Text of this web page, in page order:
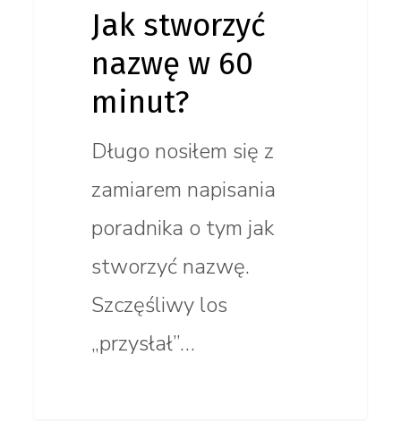
Jak stworzyć
nazwę w 60
minut?
Długo nosiłem się z
zamiarem napisania
poradnika o tym jak
stworzyć nazwę.
Szczęśliwy los
„przysłał”…